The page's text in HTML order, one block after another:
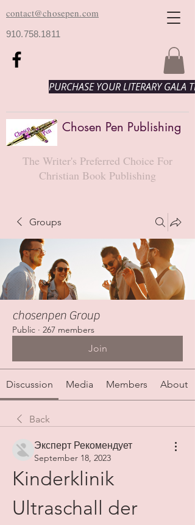
contact@chosepen.com
910.758.1811
PURCHASE YOUR LITERARY GALA
Chosen Pen Publishing
The Writer's Preferred Choice For
Christian Book Publishing
Groups
chosenpen Group
Public · 267 members
Join
Discussion Media Members About
Back
Эксперт Рекомендует
September 18, 2023
Kinderklinik
Ultraschall der